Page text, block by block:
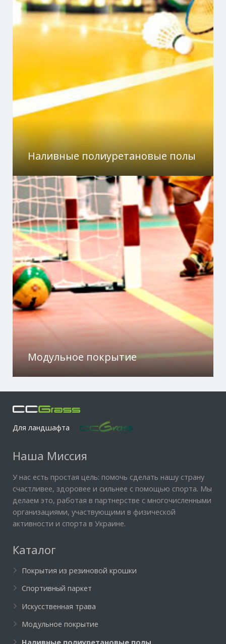
Наливные полиуретановые полы
Модульное покрытие
Для ландшафта
Наша Миссия
У нас есть простая цель: помочь сделать нашу страну
счастливее, здоровее и сильнее с помощью спорта. Мы
делаем это, работая в партнерстве с многочисленными
организациями, участвующими в физической
активности и спорта в Украине.
Каталог
Покрытия из резиновой крошки
Спортивный паркет
Искусственная трава
Модульное покрытие
Наливные полиуретановые полы